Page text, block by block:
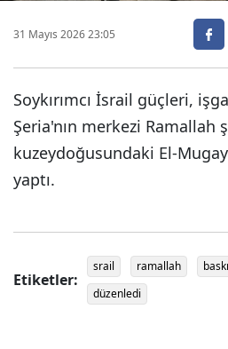
31 Mayıs 2026 23:05
Soykırımcı İsrail güçleri,
Şeria'nın merkezi Ramallah
kuzeydoğusundaki El-
yaptı.
Etiketler:
srail ramallah
düzenledi